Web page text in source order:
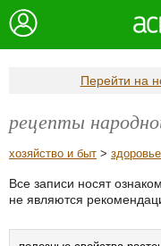
Перейти на
рецепты
хозяйство и быт >
Все записи носят
не являются